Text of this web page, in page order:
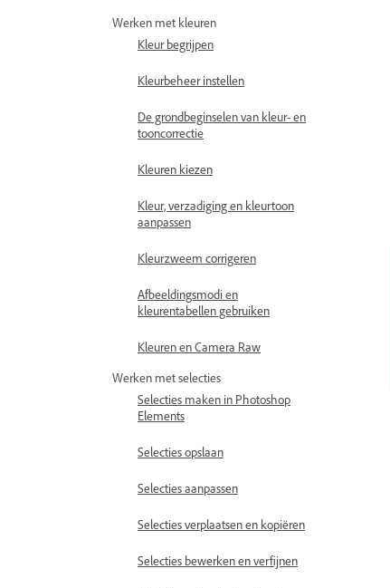
Werken met kleuren
Kleur begrijpen
Kleurbeheer instellen
De grondbeginselen van kleur- en
tooncorrectie
Kleuren kiezen
Kleur, verzadiging en kleurtoon
aanpassen
Kleurzweem corrigeren
Afbeeldingsmodi en
kleurentabellen gebruiken
Kleuren en Camera Raw
Werken met selecties
Selecties maken in Photoshop
Elements
Selecties opslaan
Selecties aanpassen
Selecties verplaatsen en kopiëren
Selecties bewerken en verfijnen